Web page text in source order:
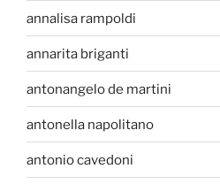
annalisa rampoldi
annarita briganti
antonangelo de martini
antonella napolitano
antonio cavedoni